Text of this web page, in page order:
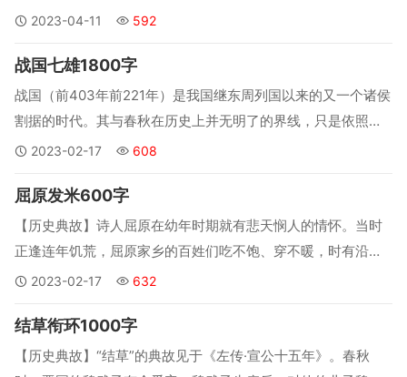
琅琊王氏共培养出了以王吉、王导、王羲之等人为代表的35个
2023-04-11 592
战国七雄1800字
战国（前403年前221年）是我国继东周列国以来的又一个诸侯
割据的时代。其与春秋在历史上并无明了的界线，只是依照今
天的习惯，以“三家分晋”（前403年）为起始标记，到前二二一
场面已发生了变化.........
2023-02-17 608
屈原发米600字
【历史典故】诗人屈原在幼年时期就有悲天悯人的情怀。当时
正逢连年饥荒，屈原家乡的百姓们吃不饱、穿不暖，时有沿街
乞讨、啃树皮、食埃土者，幼小的屈原见之不禁伤心落泪。一
见状，纷纷拿来碗瓢、布袋接米，将米背回了家。...
2023-02-17 632
结草衔环1000字
【历史典故】“结草”的典故见于《左传·宣公十五年》。春秋